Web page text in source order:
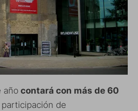
año contará con más de 60
de